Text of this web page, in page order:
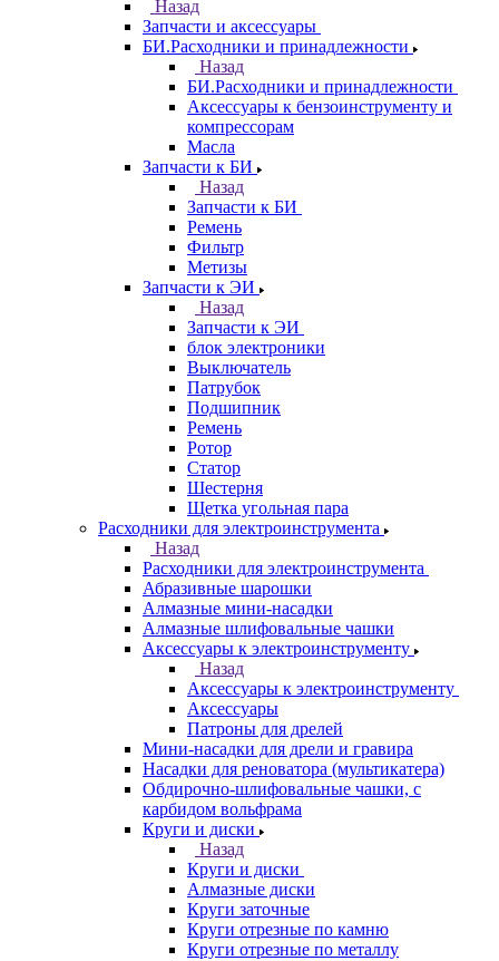
Назад
Запчасти и аксессуары
БИ.Расходники и принадлежности
Назад
БИ.Расходники и принадлежности
Аксессуары к бензоинструменту и
компрессорам
Масла
Запчасти к БИ
Назад
Запчасти к БИ
Ремень
Фильтр
Метизы
Запчасти к ЭИ
Назад
Запчасти к ЭИ
блок электроники
Выключатель
Патрубок
Подшипник
Ремень
Ротор
Статор
Шестерня
Щетка угольная пара
Расходники для электроинструмента
Назад
Расходники для электроинструмента
Абразивные шарошки
Алмазные мини-насадки
Алмазные шлифовальные чашки
Аксессуары к электроинструменту
Назад
Аксессуары к электроинструменту
Аксессуары
Патроны для дрелей
Мини-насадки для дрели и гравира
Насадки для реноватора (мультикатера)
Обдирочно-шлифовальные чашки, с
карбидом вольфрама
Круги и диски
Назад
Круги и диски
Алмазные диски
Круги заточные
Круги отрезные по камню
Круги отрезные по металлу